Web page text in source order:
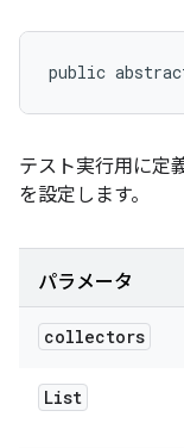
public
テスト実行用に定
を設定します。
パラメータ
collectors
List